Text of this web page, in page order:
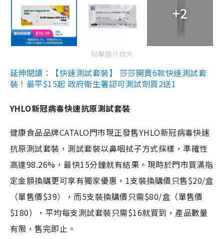
+2
點擊圖片放大
延伸閱讀：【快速測試套裝】 莎莎開賣6款快速測試套
裝！最平$15起 政府衛生署認可測試劑買2送1
YHLO新冠病毒快速抗原測試套裝
健康食品品牌CATALO門市現正發售YHLO新冠病毒快速
抗原測試套裝，測試套裝以鼻咽拭子方式採樣，準確性
高達98.26%，最快15分鐘就有結果。現時於門市買滿指
定金額換購更可享有獨家優惠，1支裝換購價只售$20/盒
（單售價$39），而5支裝換購價只需$80/盒（單售價
$180），平均每支測試套裝只需$16就買到，產品數量
有限，售完即止。